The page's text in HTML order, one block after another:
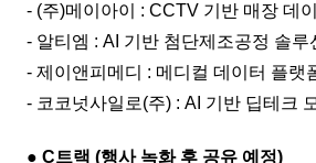
- (주)메이아이 : CCTV 기반 매장 데
- 알티엠 : AI 기반 첨단제조공정 솔루
- 제이앤피메디 : 메디컬 데이터 플랫
- 코코넛사일로(주) : AI 기반 딥테크
● C트랙 (행사 녹화 후 공유 예정)